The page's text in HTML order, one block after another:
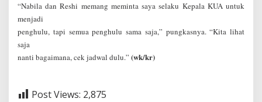
“Nabila dan Reshi memang meminta saya selaku Kepala KUA untuk
menjadi
penghulu, tapi semua penghulu sama saja,” pungkasnya. “Kita lihat
saja
nanti bagaimana, cek jadwal dulu.” (wk/kr)
Post Views: 2,875